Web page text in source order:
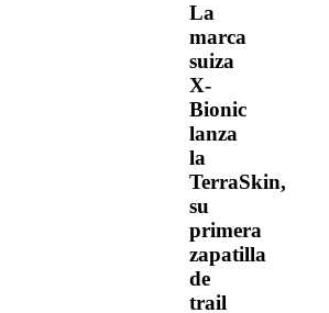
La
marca
suiza
X-
Bionic
lanza
la
TerraSkin,
su
primera
zapatilla
de
trail